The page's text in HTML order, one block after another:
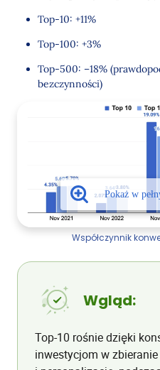
Top-10: +11%
Top-100: +3%
Top-500: –18%
bezczynności)
Współczynnik
Wgląd:
Top-10 rośnie dzięki
inwestycjom w